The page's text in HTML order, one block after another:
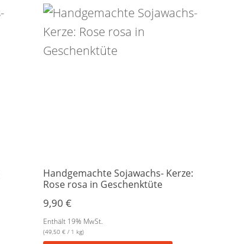
Handgemachte Sojawachs- Kerze:
Rose rosa in Geschenktüte
9,90€
Enthält 19% MwSt.
(49,50€ / 1 kg)